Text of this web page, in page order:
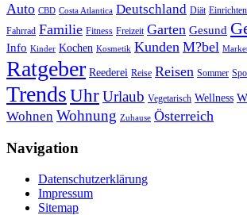
Auto CBD Costa Atlantica Deutschland Diät Einrichten
Fahrrad Familie Fitness Freizeit Garten Gesund
Info Kinder Kochen Kosmetik Kunden M?bel
Ratgeber Reederei Reise Reisen Sommer
Trends UhrUrlaub Vegetarisch Wellness
Wohnen Wohnung Zuhause Österreich
Navigation
Datenschutzerklärung
Impressum
Sitemap